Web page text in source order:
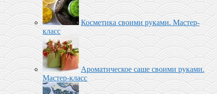
Косметика своими руками. Мастер-
класс
Ароматическое саше своими руками.
Мастер-класс